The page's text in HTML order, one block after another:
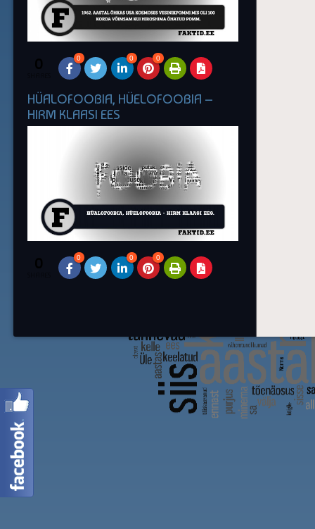
0 0 0 0
HÜALOFOOBIA, HÜELOFOOBIA –
HIRM KLAASI EES
0 0 0 0